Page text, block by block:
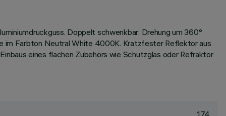
Doppelt schwenkbar: Drehung um 360°
im Farbton Neutral White 4000K. Kratzfester Reflektor aus
eines flachen Zubehörs wie Schutzglas oder Refraktor
174